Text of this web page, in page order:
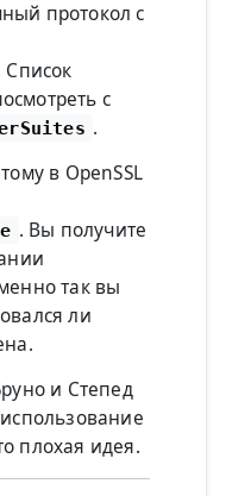
протокол с
Список
с
.
в OpenSSL
. Вы получите
так вы
ли
и Степед
плохая идея.